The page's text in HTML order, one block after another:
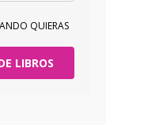
QUIERAS
LIBROS